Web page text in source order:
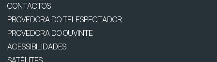
CONTACTOS
PROVEDORA DO TELESPECTADOR
PROVEDORA DO OUVINTE
ACESSIBILIDADES